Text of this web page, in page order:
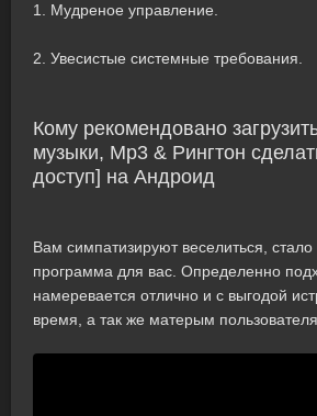
1. Мудреное управление.
2. Увесистые системные требования.
Кому рекомендовано
музыки, Mp3 & Рингтон
доступ] на Андроид
Вам симпатизируют веселиться, стало
программа для вас. Определенно
намеревается отлично и с выгодой
время, а так же матерым